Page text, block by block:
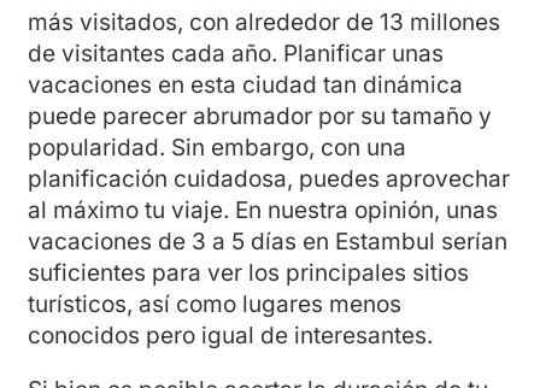
más visitados, con alrededor de 13 millones
de visitantes cada año. Planificar unas
vacaciones en esta ciudad tan dinámica
puede parecer abrumador por su tamaño y
popularidad. Sin embargo, con una
planificación cuidadosa, puedes aprovechar
al máximo tu viaje. En nuestra opinión, unas
vacaciones de 3 a 5 días en Estambul serían
suficientes para ver los principales sitios
turísticos, así como lugares menos
conocidos pero igual de interesantes.